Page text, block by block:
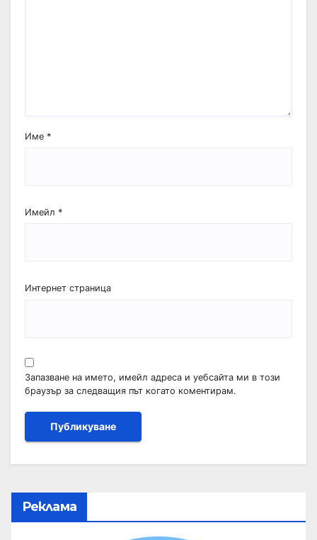
Име *
Имейл *
Интернет страница
Запазване на името, имейл адреса и уебсайта ми в този
браузър за следващия път когато коментирам.
Реклама